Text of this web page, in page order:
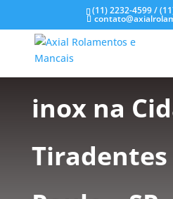
(11) 2232-4599 /
inox na
Tiradentes